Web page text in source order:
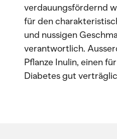
verdauungsfördernd
für den
und nussigen
verantwortlich.
Pflanze Inulin, einen
Diabetes gut